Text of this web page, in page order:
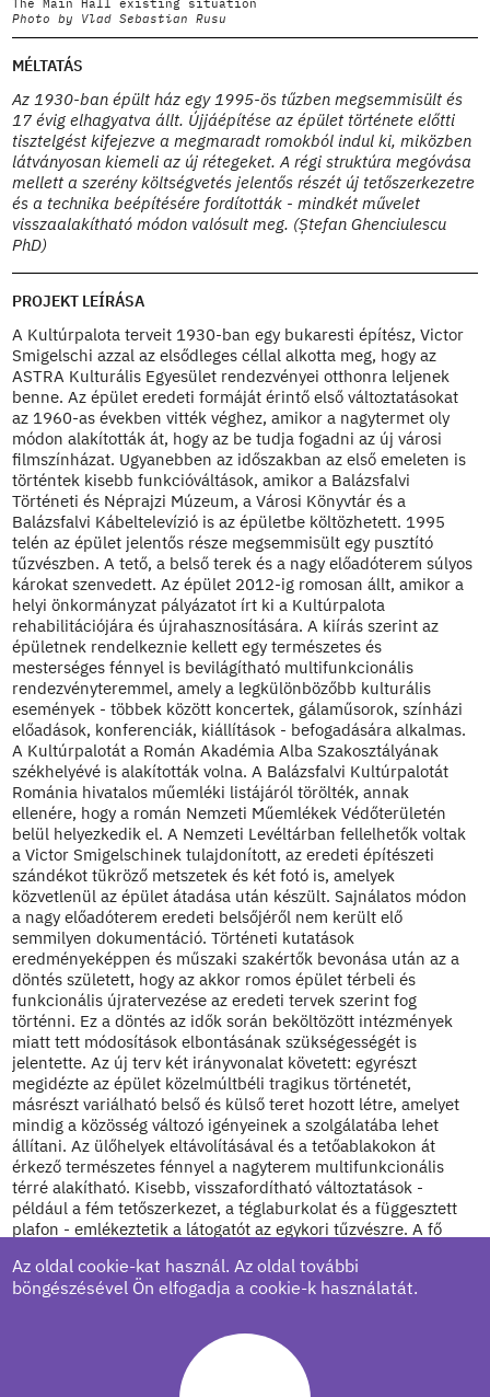
The Main Hall existing situation
Photo by Vlad Sebastian Rusu
MÉLTATÁS
Az 1930-ban épült ház egy 1995-ös tűzben megsemmisült és
17 évig elhagyatva állt. Újjáépítése az épület története előtti
tisztelgést kifejezve a megmaradt romokból indul ki, miközben
látványosan kiemeli az új rétegeket. A régi struktúra megóvása
mellett a szerény költségvetés jelentős részét új tetőszerkezetre
és a technika beépítésére fordították - mindkét művelet
visszaalakítható módon valósult meg. (Ștefan Ghenciulescu
PhD)
PROJEKT LEÍRÁSA
A Kultúrpalota terveit 1930-ban egy bukaresti építész, Victor
Smigelschi azzal az elsődleges céllal alkotta meg, hogy az
ASTRA Kulturális Egyesület rendezvényei otthonra leljenek
benne. Az épület eredeti formáját érintő első változtatásokat
az 1960-as években vitték véghez, amikor a nagytermet oly
módon alakították át, hogy az be tudja fogadni az új városi
filmszínházat. Ugyanebben az időszakban az első emeleten is
történtek kisebb funkcióváltások, amikor a Balázsfalvi
Történeti és Néprajzi Múzeum, a Városi Könyvtár és a
Balázsfalvi Kábeltelevízió is az épületbe költözhetett. 1995
telén az épület jelentős része megsemmisült egy pusztító
tűzvészben. A tető, a belső terek és a nagy előadóterem súlyos
károkat szenvedett. Az épület 2012-ig romosan állt, amikor a
helyi önkormányzat pályázatot írt ki a Kultúrpalota
rehabilitációjára és újrahasznosítására. A kiírás szerint az
épületnek rendelkeznie kellett egy természetes és
mesterséges fénnyel is bevilágítható multifunkcionális
rendezvényteremmel, amely a legkülönbözőbb kulturális
események - többek között koncertek, gálaműsorok, színházi
előadások, konferenciák, kiállítások - befogadására alkalmas.
A Kultúrpalotát a Román Akadémia Alba Szakosztályának
székhelyévé is alakították volna. A Balázsfalvi Kultúrpalotát
Románia hivatalos műemléki listájáról törölték, annak
ellenére, hogy a román Nemzeti Műemlékek Védőterületén
belül helyezkedik el. A Nemzeti Levéltárban fellelhetők voltak
a Victor Smigelschinek tulajdonított, az eredeti építészeti
szándékot tükröző metszetek és két fotó is, amelyek
közvetlenül az épület átadása után készült. Sajnálatos módon
a nagy előadóterem eredeti belsőjéről nem került elő
semmilyen dokumentáció. Történeti kutatások
eredményeképpen és műszaki szakértők bevonása után az a
döntés született, hogy az akkor romos épület térbeli és
funkcionális újratervezése az eredeti tervek szerint fog
történni. Ez a döntés az idők során beköltözött intézmények
miatt tett módosítások elbontásának szükségességét is
jelentette. Az új terv két irányvonalat követett: egyrészt
megidézte az épület közelmúltbéli tragikus történetét,
másrészt variálható belső és külső teret hozott létre, amelyet
mindig a közösség változó igényeinek a szolgálatába lehet
állítani. Az ülőhelyek eltávolításával és a tetőablakokon át
érkező természetes fénnyel a nagyterem multifunkcionális
térré alakítható. Kisebb, visszafordítható változtatások -
például a fém tetőszerkezet, a téglaburkolat és a függesztett
plafon - emlékeztetik a látogatót az egykori tűzvészre. A fő
strukturális helyreállítása, a tetőszerkezet és a tető
borításának rekonstrukciója, a belső és külső felületborítások
megújítását is), új elektromos-, hűtő-, szellőző- és
szennyvízkezelő rendszer beépítése, a tetőablakok nyitását
szabályozó rendszer beiktatása, egy adaptív színpadvezérlő
Az oldal cookie-kat használ. Az oldal további
böngészésével Ön elfogadja a cookie-k használatát.